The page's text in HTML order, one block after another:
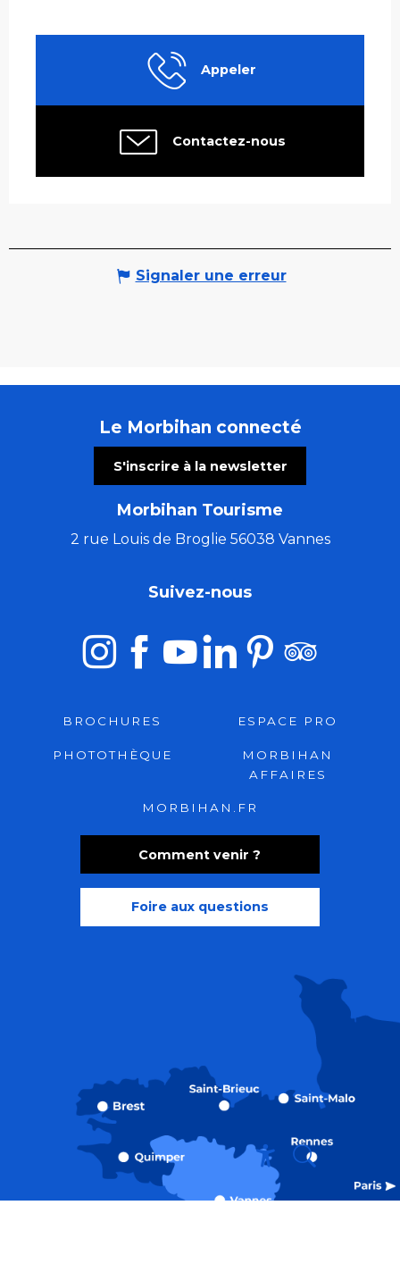
Recherche
Appeler
Contactez-nous
Signaler une erreur
Le Morbihan connecté
S'inscrire à la newsletter
Morbihan Tourisme
2 rue Louis de Broglie 56038 Vannes
Comment venir ?
Foire aux questions
Suivez-nous
BROCHURES ESPACE PRO
PHOTOTHÈQUE
MORBIHAN
AFFAIRES
MORBIHAN.FR